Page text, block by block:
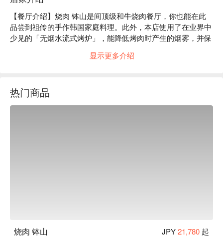
【餐厅介绍】烧肉 钵山是间顶级和牛烧肉餐厅，你也能在此
品尝到祖传的手作韩国家庭料理。此外，本店使用了在业界中
少见的「无烟水流式烤炉」，能降低烤肉时产生的烟雾，并保
【招牌菜单】韩式小菜拼盘、黑毛和牛牛尾汤、精选 3 种和牛
【更多推荐】从涩谷站和代官山站步行约 10 分钟，从外观到
装潢都像是高级住宅。每一道菜都精心制作，拥有优雅的风
显示更多介绍
热门商品
烧肉 钵山 JPY21,780 起